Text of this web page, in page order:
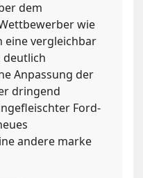
dem
wie
eine vergleichbar
deutlich
Anpassung der
dringend
Ford-
andere marke